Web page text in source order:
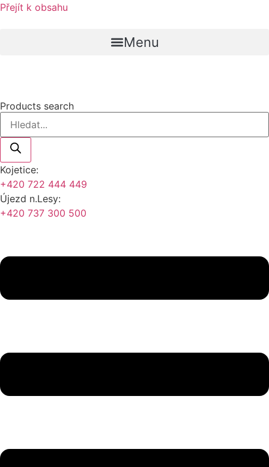
Přejít k obsahu
Menu
Products search
Kojetice:
+420 722 444 449
Újezd n.Lesy:
+420 737 300 500